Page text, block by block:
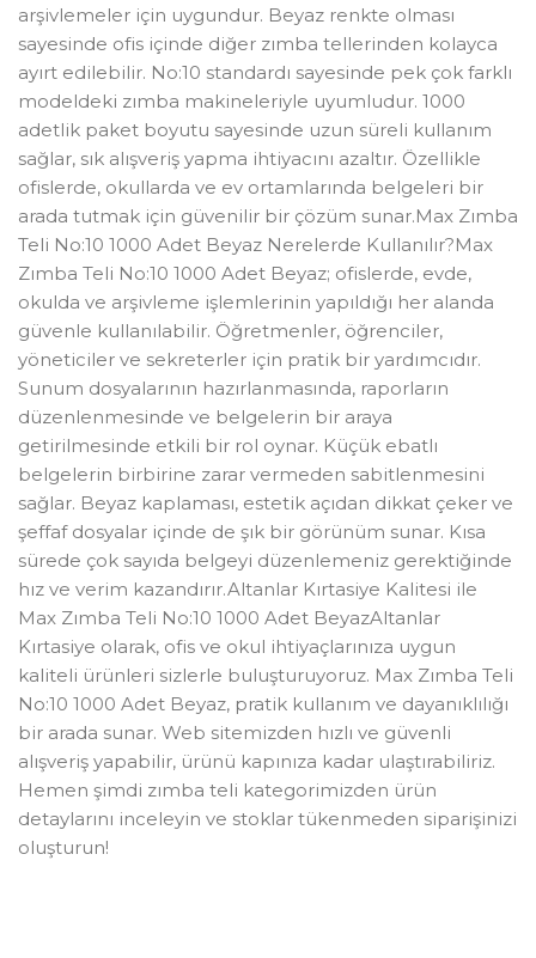
arşivlemeler için uygundur. Beyaz renkte olması
sayesinde ofis içinde diğer zımba tellerinden kolayca
ayırt edilebilir. No:10 standardı sayesinde pek çok farklı
modeldeki zımba makineleriyle uyumludur. 1000
adetlik paket boyutu sayesinde uzun süreli kullanım
sağlar, sık alışveriş yapma ihtiyacını azaltır. Özellikle
ofislerde, okullarda ve ev ortamlarında belgeleri bir
arada tutmak için güvenilir bir çözüm sunar.Max Zımba
Teli No:10 1000 Adet Beyaz Nerelerde Kullanılır?Max
Zımba Teli No:10 1000 Adet Beyaz; ofislerde, evde,
okulda ve arşivleme işlemlerinin yapıldığı her alanda
güvenle kullanılabilir. Öğretmenler, öğrenciler,
yöneticiler ve sekreterler için pratik bir yardımcıdır.
Sunum dosyalarının hazırlanmasında, raporların
düzenlenmesinde ve belgelerin bir araya
getirilmesinde etkili bir rol oynar. Küçük ebatlı
belgelerin birbirine zarar vermeden sabitlenmesini
sağlar. Beyaz kaplaması, estetik açıdan dikkat çeker ve
şeffaf dosyalar içinde de şık bir görünüm sunar. Kısa
sürede çok sayıda belgeyi düzenlemeniz gerektiğinde
hız ve verim kazandırır.Altanlar Kırtasiye Kalitesi ile
Max Zımba Teli No:10 1000 Adet BeyazAltanlar
Kırtasiye olarak, ofis ve okul ihtiyaçlarınıza uygun
kaliteli ürünleri sizlerle buluşturuyoruz. Max Zımba Teli
No:10 1000 Adet Beyaz, pratik kullanım ve dayanıklılığı
bir arada sunar. Web sitemizden hızlı ve güvenli
alışveriş yapabilir, ürünü kapınıza kadar ulaştırabiliriz.
Hemen şimdi zımba teli kategorimizden ürün
detaylarını inceleyin ve stoklar tükenmeden siparişinizi
oluşturun!